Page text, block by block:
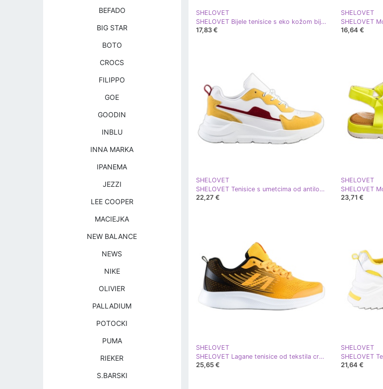
SHELOVET
SHELOVET Bijele tenisice s eko kožom bijela žuta boja
17,83 €
SHELOVET
16,64 €
SHELOVET
SHELOVET Tenisice s umetcima od antilopa bijela žuta boja
22,27 €
SHELOVET
23,71 €
SHELOVET
SHELOVET Lagane tenisice od tekstila crna žuta boja
25,65 €
SHELOVET
21,64 €
BEFADO
BIG STAR
BOTO
CROCS
FILIPPO
GOE
GOODIN
INBLU
INNA MARKA
IPANEMA
JEZZI
LEE COOPER
MACIEJKA
NEW BALANCE
NEWS
NIKE
OLIVIER
PALLADIUM
POTOCKI
PUMA
RIEKER
S.BARSKI